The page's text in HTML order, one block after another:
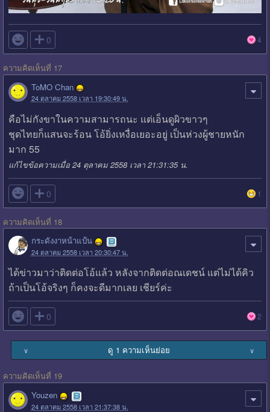
 0 4
ความคิดเห็นที่ 17
ToMO Chan
24 ตุลาคม 2558 เวลา 19:30:49 น.
คือไม่กังขาในความสามารถนะ แต่เอ็นดูผิวขาวๆ
ชุดไทยก็แสนจะร้อน โอ้ยิ่งเหงื่อเยอะอยู่ เป็นห่วงผู้ชายหนัก
มาก 55
แก้ไขข้อความเมื่อ 24 ตุลาคม 2558 เวลา 21:31:35 น.
 0 1
ความคิดเห็นที่ 18
กระดังงาหน้าแป้น
24 ตุลาคม 2558 เวลา 20:30:47 น.
ได้ข่าวมาว่าติดต่อโอ้แล้ว หลังจากติดต่อณเดชน์ แต่ไม่ได้คิว
ถ้าเป็นโอ้จริงๆ ก็คงจะดีมากเลย เชียร์ค่ะ
 0 2
∨ ดู 1 ความเห็นย่อย ∨
ความคิดเห็นที่ 19
Youzen
24 ตุลาคม 2558 เวลา 21:37:38 น.